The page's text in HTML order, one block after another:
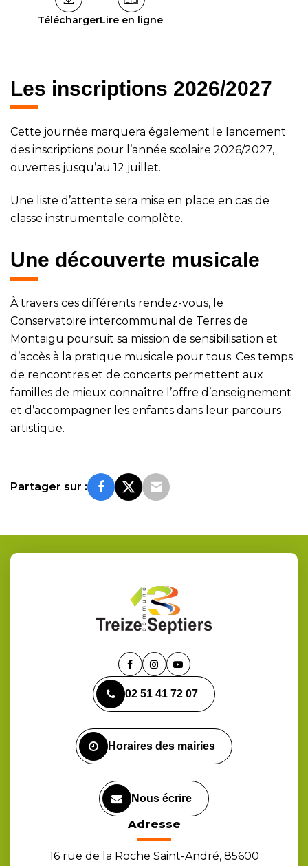
TéléchargerLire en ligne
Les inscriptions 2026/2027
Cette journée marquera également le lancement
des inscriptions pour l’année scolaire 2026/2027,
ouvertes jusqu’au 12 juillet.
Une liste d’attente sera mise en place en cas de
classe instrumentale complète.
Une découverte musicale
À travers ces différents rendez-vous, le
Conservatoire intercommunal de Terres de
Montaigu poursuit sa mission de sensibilisation et
d’accès à la pratique musicale pour tous. Ces temps
de rencontres et de concerts permettent aux
familles de mieux connaître l’offre d’enseignement
et d’accompagner les enfants dans leur parcours
artistique.
Partager sur :
Lien
le
compte
Lien
le
compte
Lien
la
chaîne
02 51 41 72 07
Horaires des mairies
Nous écrire
Adresse
16 rue de la Roche Saint-André, 85600